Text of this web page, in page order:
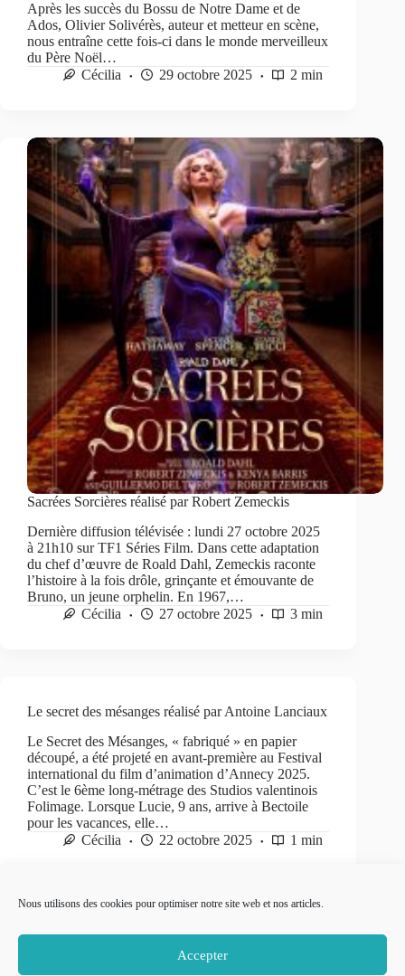
Nous utilisons des cookies pour optimiser notre site web et nos articles.
Accepter
Après les succès du Bossu de Notre Dame et de
Ados, Olivier Solivérès, auteur et metteur en scène,
nous entraîne cette fois-ci dans le monde merveilleux
du Père Noël…
Cécilia
29 octobre 2025 2 min
Sacrées Sorcières réalisé par Robert Zemeckis
Dernière diffusion télévisée : lundi 27 octobre 2025
à 21h10 sur TF1 Séries Film. Dans cette adaptation
du chef d’œuvre de Roald Dahl, Zemeckis raconte
l’histoire à la fois drôle, grinçante et émouvante de
Bruno, un jeune orphelin. En 1967,…
Cécilia
27 octobre 2025 3 min
Le secret des mésanges réalisé par Antoine Lanciaux
Le Secret des Mésanges, « fabriqué » en papier
découpé, a été projeté en avant-première au Festival
international du film d’animation d’Annecy 2025.
C’est le 6ème long-métrage des Studios valentinois
Folimage. Lorsque Lucie, 9 ans, arrive à Bectoile
pour les vacances, elle…
Cécilia
22 octobre 2025 1 min